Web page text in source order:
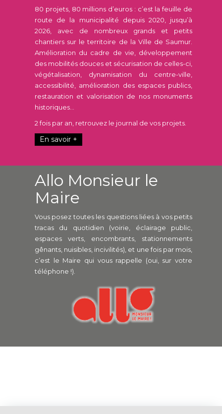
80 projets, 80 millions d’euros : c’est la feuille de
route de la municipalité depuis 2020, jusqu’à
2026, avec de nombreux grands et petits
chantiers sur le territoire de la Ville de Saumur.
Amélioration du cadre de vie, développement
des mobilités douces et sécurisation de celles-ci,
végétalisation, dynamisation du centre-ville,
accessibilité, amélioration des espaces publics,
restauration et valorisation de nos monuments
historiques...
2 fois par an, retrouvez le journal de vos projets.
En savoir +
Allo Monsieur le
Maire
Vous posez toutes les questions liées à vos petits
tracas du quotidien (voirie, éclairage public,
espaces verts, encombrants, stationnements
gênants, nuisibles, incivilités), et une fois par mois,
c’est le Maire qui vous rappelle (oui, sur votre
téléphone !).